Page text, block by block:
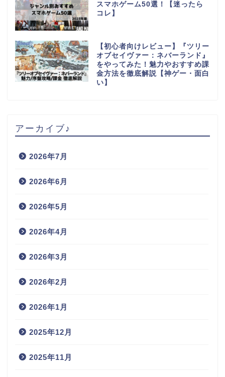
スマホゲーム50選！【迷ったら
コレ】
【初心者向けレビュー】『ツリー
オブセイヴァー：ネバーランド』
をやってみた！魅力やおすすめ課
金方法を徹底解説【神ゲー・面白
い】
アーカイブ♪
2026年7月
2026年6月
2026年5月
2026年4月
2026年3月
2026年2月
2026年1月
2025年12月
2025年11月